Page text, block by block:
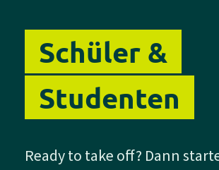
Schüler &
Studenten
Ready to take off? Dann